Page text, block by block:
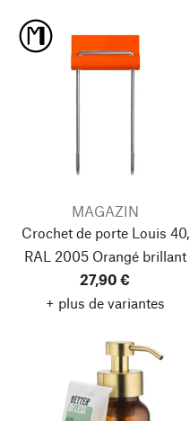
MAGAZIN
Crochet de porte Louis 40,
RAL 2005 Orangé brillant
27,90 €
+ plus de variantes